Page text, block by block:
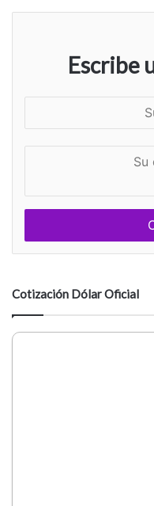
Escribe
e
n
a
i
o
Cotización Dólar Oficial